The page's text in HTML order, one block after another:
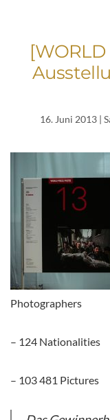
[WORLD
16. Juni 2013|
Photographers
– 124 Nationalities
– 103 481 Pictures